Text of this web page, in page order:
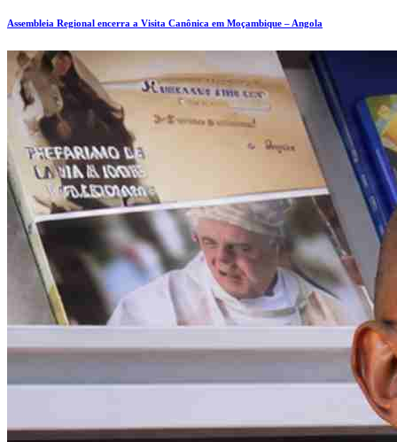
Assembleia Regional encerra a Visita Canônica em Moçambique – Angola